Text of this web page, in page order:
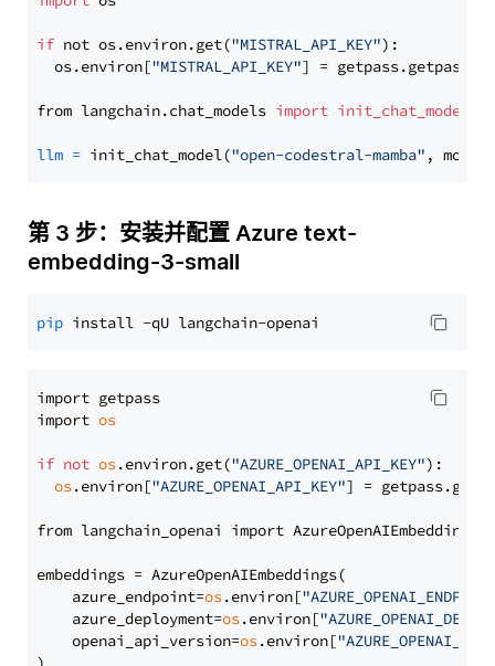
if not os.environ.get("MISTRAL_API_KEY"):
  os.environ[
"MISTRAL_API_KEY"] = getpass.getpass(
from langchain.chat_models import init_chat_model
llm = init_chat_model("open-codestral-mamba" ,
第 3 步：安装并配置 Azure text-
embedding-3-small
pip
import getpass
import os
if not os.environ.get("AZURE_OPENAI_API_KEY"):
os.environ["AZURE_OPENAI_API_KEY"] =
from langchain_openai import AzureOpenAIEmbeddings
embeddings = AzureOpenAIEmbeddings(
    azure_endpoint=
os.environ[
    azure_deployment=
os.environ[
    openai_api_version=
os.environ[